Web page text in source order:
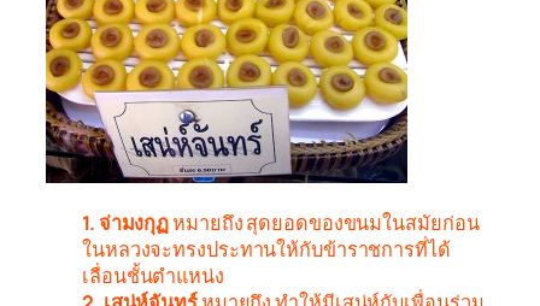
1. จ่ามงกุฏหมายถึง สุดยอดของขนมในสมัยก่อน
ในหลวงจะทรงประทานให้กับข้าราชการที่ได้
เลื่อนชั้นตำแหน่ง